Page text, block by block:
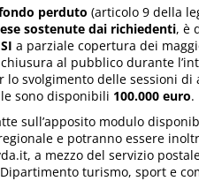
perduto (articolo 9 della
sostenute dai richiedenti, è
a parziale copertura dei
al pubblico durante
lo svolgimento delle sessioni
sono disponibili 100.000 euro.
sull’apposito modulo
e potranno essere
a mezzo del servizio
turismo, sport e